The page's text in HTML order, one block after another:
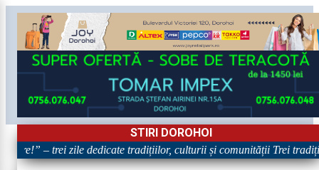
STIRI DOROHOI
– trei zile dedicate tradițiilor, culturii și comunității Trei